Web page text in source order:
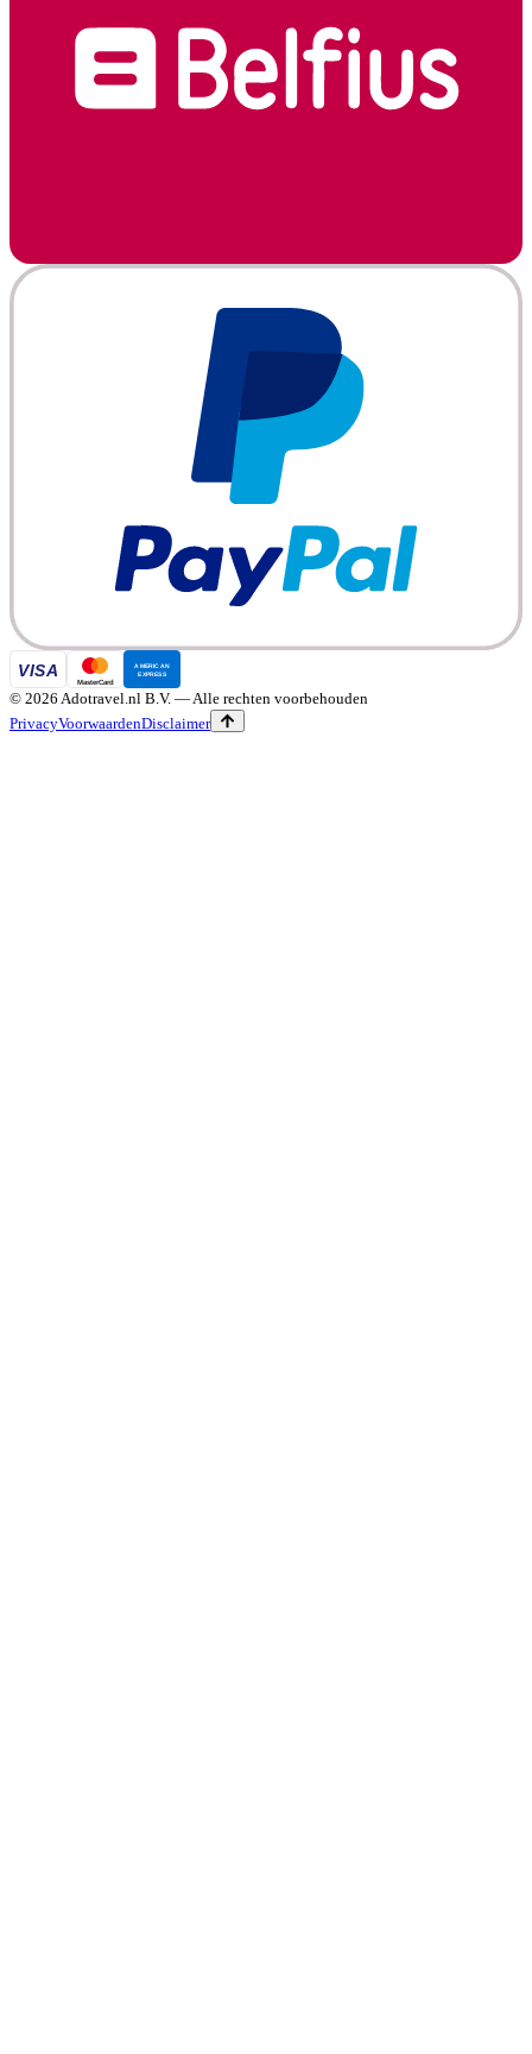
© 2026 Adotravel.nl B.V. — Alle rechten voorbehouden
PrivacyVoorwaardenDisclaimer